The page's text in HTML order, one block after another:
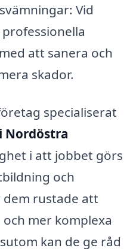
Vid
att sanera och
skador.
specialiserat
Nordöstra
i att jobbet görs
och
rustade att
mer komplexa
kan de ge råd